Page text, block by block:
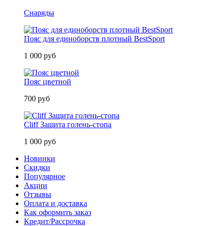
Снаряды
Пояс для единоборств плотный BestSport
1 000 руб
Пояс цветной
700 руб
Cliff Защита голень-стопа
1 000 руб
Новинки
Скидки
Популярное
Акции
Отзывы
Оплата и доставка
Как оформить заказ
Кредит/Рассрочка